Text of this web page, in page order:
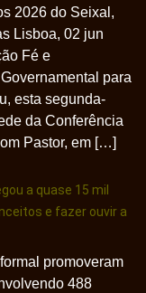
2026 do Seixal,
Lisboa, 02 jun
Fé e
para
esta segunda-
da Conferência
Pastor, em […]
a quase 15 mil
e fazer ouvir a
promoveram
488